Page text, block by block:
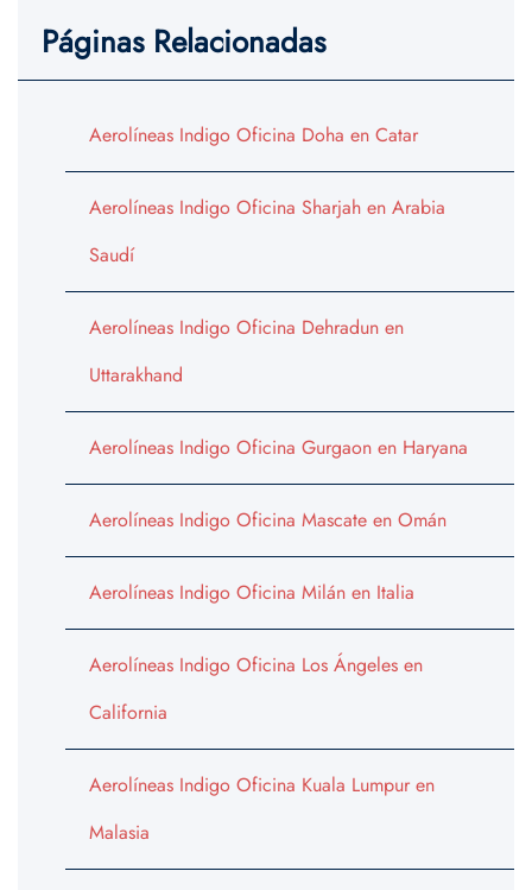
Páginas Relacionadas
Aerolíneas Indigo Oficina Doha en Catar
Aerolíneas Indigo Oficina Sharjah en Arabia
Saudí
Aerolíneas Indigo Oficina Dehradun en
Uttarakhand
Aerolíneas Indigo Oficina Gurgaon en Haryana
Aerolíneas Indigo Oficina Mascate en Omán
Aerolíneas Indigo Oficina Milán en Italia
Aerolíneas Indigo Oficina Los Ángeles en
California
Aerolíneas Indigo Oficina Kuala Lumpur en
Malasia